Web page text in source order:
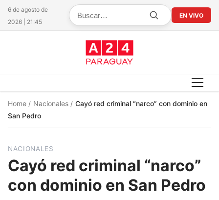
6 de agosto de
2026 | 21:45
EN VIVO
Home / Nacionales / Cayó red criminal “narco” con dominio en
San Pedro
NACIONALES
Cayó red criminal “narco”
con dominio en San Pedro